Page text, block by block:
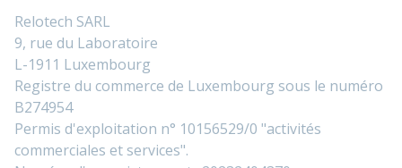
Relotech SARL
9, rue du Laboratoire
L-1911 Luxembourg
Registre du commerce de Luxembourg sous le numéro
B274954
Permis d'exploitation n° 10156529/0 "activités
commerciales et services".